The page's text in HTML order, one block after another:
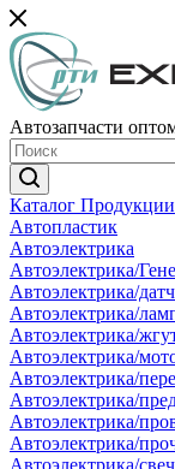
Автозапчасти
Каталог Продукции
Автопластик
Автоэлектрика
Автоэлектрика/
Автоэлектрика/
Автоэлектрика/
Автоэлектрика/
Автоэлектрика/
Автоэлектрика/
Автоэлектрика/
Автоэлектрика/
Автоэлектрика/
Автоэлектрика/